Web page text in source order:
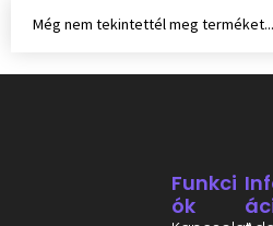
Még nem tekintettél meg
Funkci
Ók